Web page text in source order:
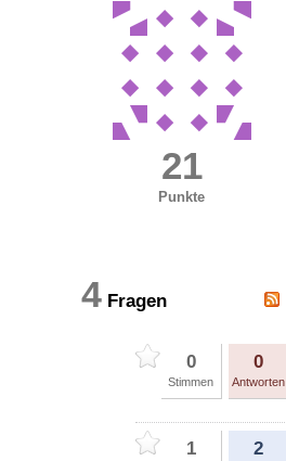
21
Punkte
4 Fragen
0
Stimmen
0
Antworten
1 2